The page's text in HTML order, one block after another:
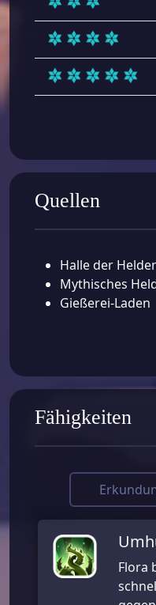
Quellen
Halle der
Mythisches
Gießerei-Laden
Fähigkeiten
Flora